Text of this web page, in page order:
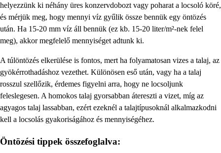
helyezzünk ki néhány üres konzervdobozt vagy poharat a locsoló köré,
és mérjük meg, hogy mennyi víz gyűlik össze bennük egy öntözés
után. Ha 15-20 mm víz áll bennük (ez kb. 15-20 liter/m²-nek felel
meg), akkor megfelelő mennyiséget adtunk ki.
A túlöntözés elkerülése is fontos, mert ha folyamatosan vizes a talaj, az
gyökérrothadáshoz vezethet. Különösen eső után, vagy ha a talaj
rosszul szellőzik, érdemes figyelni arra, hogy ne locsoljunk
feleslegesen. A homokos talaj gyorsabban átereszti a vizet, míg az
agyagos talaj lassabban, ezért ezeknél a talajtípusoknál alkalmazkodni
kell a locsolás gyakoriságához és mennyiségéhez.
Öntözési tippek összefoglalva: